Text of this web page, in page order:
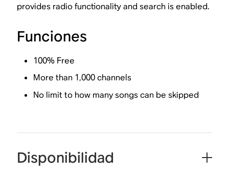
provides radio functionality and search is enabled.
Funciones
100% Free
More than 1,000 channels
No limit to how many songs can be skipped
Disponibilidad